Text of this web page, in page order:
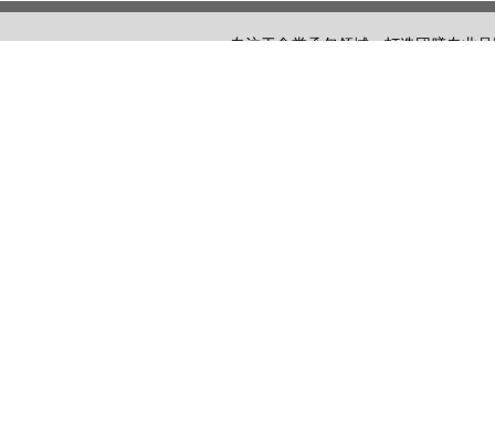
专注于食堂承包领域，打造团膳专业